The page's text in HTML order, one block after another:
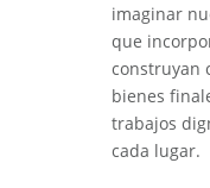
imaginar
que
construyan
bienes
trabajos
cada lugar.